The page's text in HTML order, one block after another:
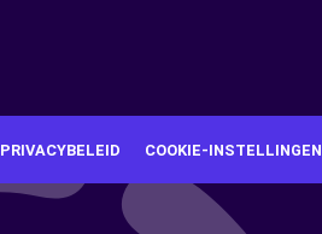
PRIVACYBELEID COOKIE-INSTELLINGEN